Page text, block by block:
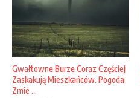
Gwałtowne Burze Coraz Częściej
Zaskakują Mieszkańców. Pogoda
Zmie ...